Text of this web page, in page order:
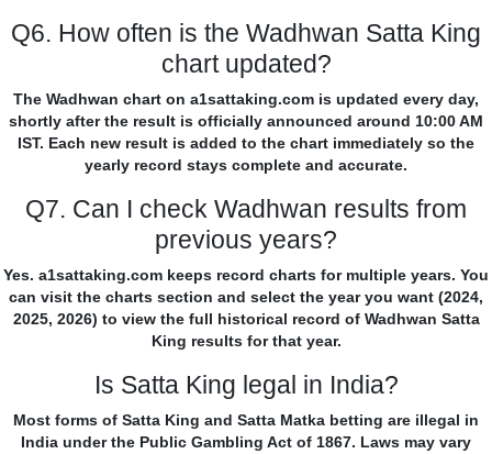
Q6. How often is the Wadhwan Satta King
chart updated?
The Wadhwan chart on a1sattaking.com is updated every day,
shortly after the result is officially announced around 10:00 AM
IST. Each new result is added to the chart immediately so the
yearly record stays complete and accurate.
Q7. Can I check Wadhwan results from
previous years?
Yes. a1sattaking.com keeps record charts for multiple years. You
can visit the charts section and select the year you want (2024,
2025, 2026) to view the full historical record of Wadhwan Satta
King results for that year.
Is Satta King legal in India?
Most forms of Satta King and Satta Matka betting are illegal in
India under the Public Gambling Act of 1867. Laws may vary